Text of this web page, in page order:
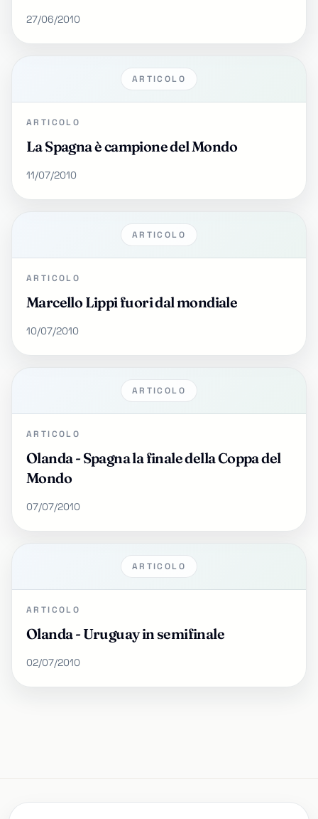
27/06/2010
ARTICOLO
ARTICOLO
La Spagna è campione del Mondo
11/07/2010
ARTICOLO
ARTICOLO
Marcello Lippi fuori dal mondiale
10/07/2010
ARTICOLO
ARTICOLO
Olanda - Spagna la finale della Coppa del
Mondo
07/07/2010
ARTICOLO
ARTICOLO
Olanda - Uruguay in semifinale
02/07/2010